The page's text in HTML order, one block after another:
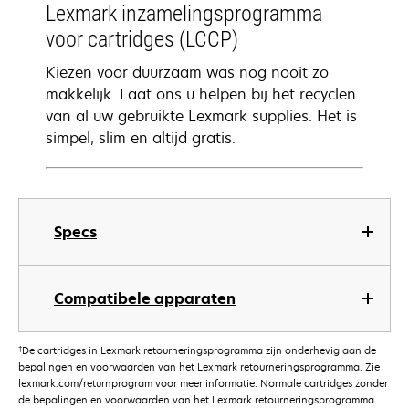
Specs
Compatibele apparaten
Lexmark inzamelingsprogramma
voor cartridges (LCCP)
Kiezen voor duurzaam was nog nooit zo
makkelijk. Laat ons u helpen bij het recyclen
van al uw gebruikte Lexmark supplies. Het is
simpel, slim en altijd gratis.
†De cartridges in Lexmark retourneringsprogramma zijn onderhevig aan de
bepalingen en voorwaarden van het Lexmark retourneringsprogramma. Zie
lexmark.com/returnprogram voor meer informatie. Normale cartridges zonder
de bepalingen en voorwaarden van het Lexmark retourneringsprogramma